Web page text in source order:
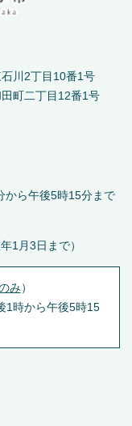
川2丁目10番1号
町二丁目12番1号
から午後5時15分まで
1月3日まで）
み ）
1時から午後5時15